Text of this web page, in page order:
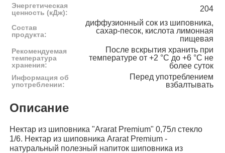
Энергетическая
ценность (кДж):
204
Состав
продукта:
диффузионный сок из шиповника,
сахар-песок, кислота лимонная
пищевая
Рекомендуемая
температура
хранения:
После вскрытия хранить при
температуре от +2 °C до +6 °C не
более суток
Информация об
употреблении:
Перед употреблением
взбалтывать
Описание
Нектар из шиповника "Ararat Premium" 0,75л стекло
1/6. Нектар из шиповника Ararat Premium -
натуральный полезный напиток шиповника из